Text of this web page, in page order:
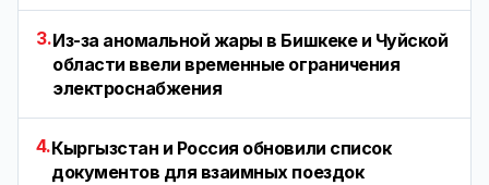
3.Из-за аномальной жары в Бишкеке и Чуйской
области ввели временные ограничения
электроснабжения
4.Кыргызстан и Россия обновили список
документов для взаимных поездок